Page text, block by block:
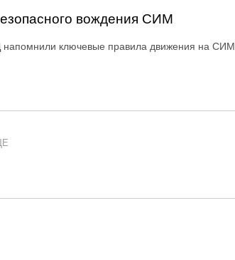
вождения СИМ
напомнили ключевые правила движения на СИМ